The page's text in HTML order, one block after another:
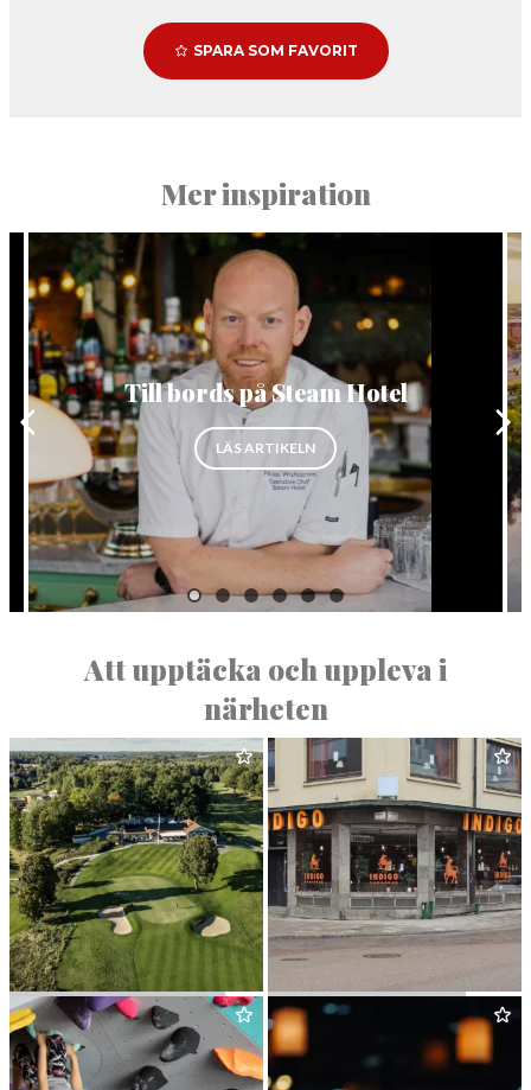
SPARA SOM FAVORIT
Mer inspiration
TILL DJUR OCH NATUR”
Till bords på Steam Hotel
LÄS ARTIKELN”TILL BORDS PÅ STEAM HOTEL”
Att upptäcka och uppleva i
närheten
VÄSTERÅS GOLFK­LUBB RESTAU­RANG INDIGO